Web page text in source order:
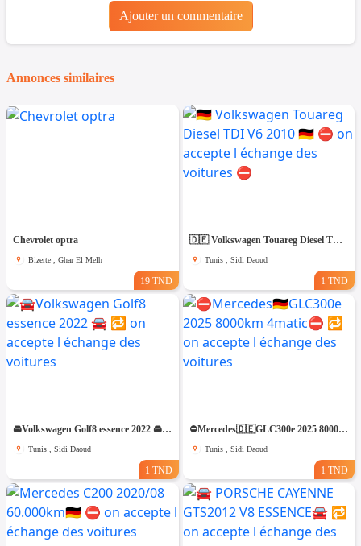
Ajouter un commentaire
Annonces similaires
Chevrolet optra
Bizerte , Ghar El Melh
19 TND
🇩🇪 Volkswagen Touareg Diesel TDI V6 2010 🇩🇪 ⛔️ on accepte l échange des voitures ⛔️
Tunis , Sidi Daoud
1 TND
🚘Volkswagen Golf8 essence 2022 🚘 🔁 on accepte l échange des voitures
Tunis , Sidi Daoud
1 TND
⛔️Mercedes🇩🇪GLC300e 2025 8000km 4matic⛔️ 🔁 on accepte l échange des voitures
Tunis , Sidi Daoud
1 TND